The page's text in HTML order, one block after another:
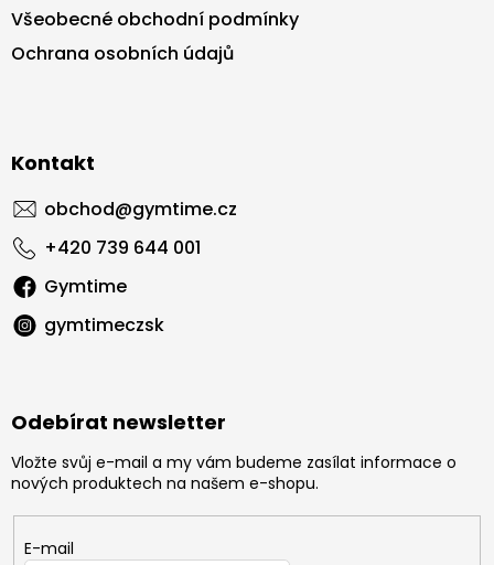
Všeobecné obchodní podmínky
Ochrana osobních údajů
Kontakt
obchod@gymtime.cz
+420 739 644 001
Gymtime
gymtimeczsk
Odebírat newsletter
Vložte svůj e-mail a my vám budeme zasílat informace o
nových produktech na našem e-shopu.
E-mail